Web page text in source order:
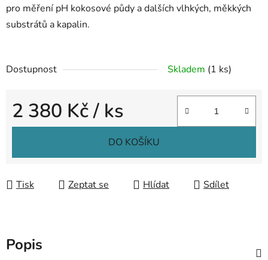
pro měření pH kokosové půdy a dalších vlhkých, měkkých
substrátů a kapalin.
Dostupnost Skladem (1 ks)
2 380 Kč/ ks
Měrná cena:
DO KOŠÍKU
Tisk Zeptat se Hlídat Sdílet
Popis